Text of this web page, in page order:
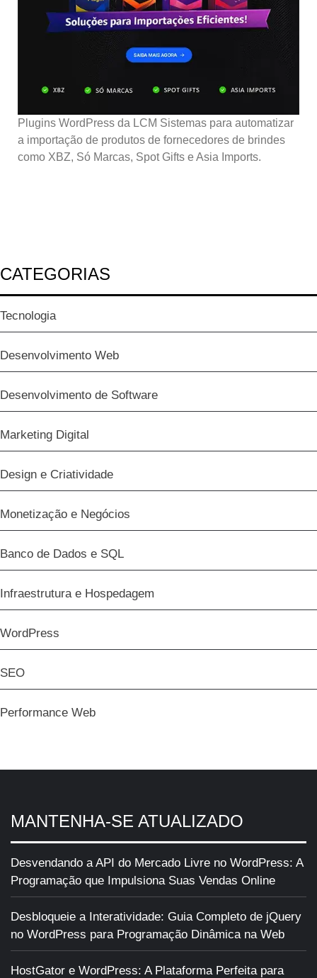
Plugins WordPress da LCM Sistemas para automatizar
a importação de produtos de fornecedores de brindes
como XBZ, Só Marcas, Spot Gifts e Asia Imports.
CATEGORIAS
Tecnologia
Desenvolvimento Web
Desenvolvimento de Software
Marketing Digital
Design e Criatividade
Monetização e Negócios
Banco de Dados e SQL
Infraestrutura e Hospedagem
WordPress
SEO
Performance Web
MANTENHA-SE ATUALIZADO
Desvendando a API do Mercado Livre no WordPress: A
Programação que Impulsiona Suas Vendas Online
Desbloqueie a Interatividade: Guia Completo de jQuery
no WordPress para Programação Dinâmica na Web
HostGator e WordPress: A Plataforma Perfeita para